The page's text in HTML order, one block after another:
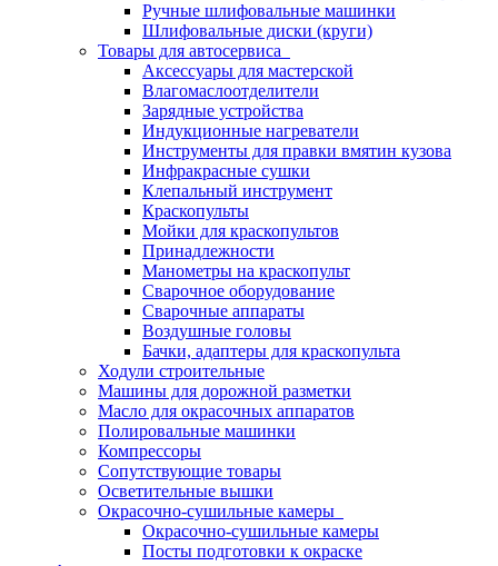
Ручные шлифовальные машинки
Шлифовальные диски (круги)
Товары для автосервиса
Аксессуары для мастерской
Влагомаслоотделители
Зарядные устройства
Индукционные нагреватели
Инструменты для правки вмятин кузова
Инфракрасные сушки
Клепальный инструмент
Краскопульты
Мойки для краскопультов
Принадлежности
Манометры на краскопульт
Сварочное оборудование
Сварочные аппараты
Воздушные головы
Бачки, адаптеры для краскопульта
Ходули строительные
Машины для дорожной разметки
Масло для окрасочных аппаратов
Полировальные машинки
Компрессоры
Сопутствующие товары
Осветительные вышки
Окрасочно-сушильные камеры
Окрасочно-сушильные камеры
Посты подготовки к окраске